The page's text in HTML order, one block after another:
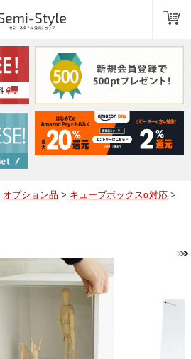
オプション品 > キューブボックスα対応 >